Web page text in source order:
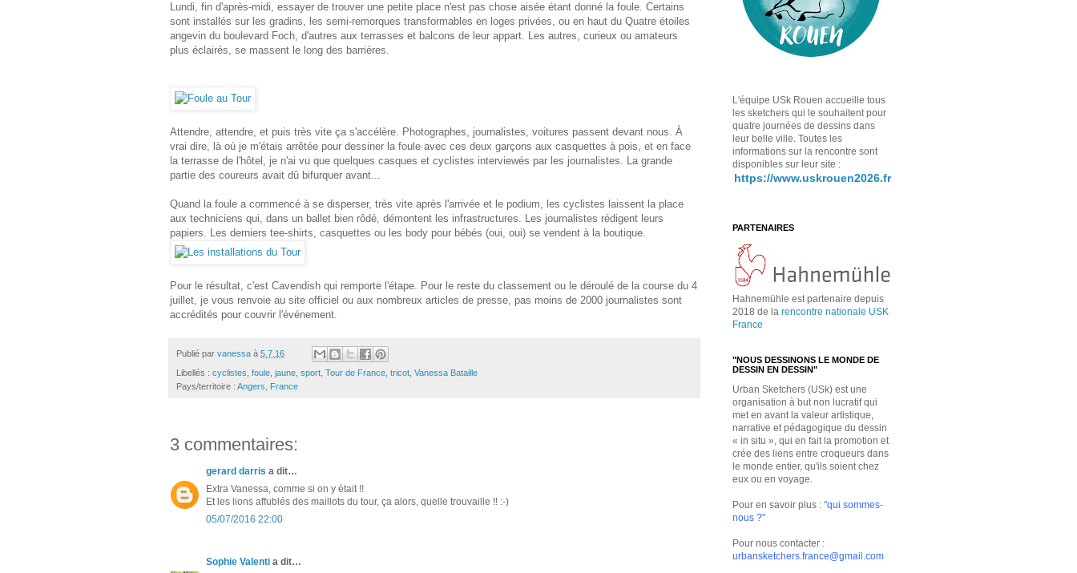
Lundi, fin d'après-midi, essayer de trouver une petite place n'est pas chose aisée étant donné la foule. Certains
sont installés sur les gradins, les semi-remorques transformables en loges privées, ou en haut du Quatre étoiles
angevin du boulevard Foch, d'autres aux terrasses et balcons de leur appart. Les autres, curieux ou amateurs
plus éclairés, se massent le long des barrières.
Attendre, attendre, et puis très vite ça s'accélère. Photographes, journalistes, voitures passent devant nous. À
vrai dire, là où je m'étais arrêtée pour dessiner la foule avec ces deux garçons aux casquettes à pois, et en face
la terrasse de l'hôtel, je n'ai vu que quelques casques et cyclistes interviewés par les journalistes. La grande
partie des coureurs avait dû bifurquer avant...
Quand la foule a commencé à se disperser, très vite après l'arrivée et le podium, les cyclistes laissent la place
aux techniciens qui, dans un ballet bien rôdé, démontent les infrastructures. Les journalistes rédigent leurs
papiers. Les derniers tee-shirts, casquettes ou les body pour bébés (oui, oui) se vendent à la boutique.
Pour le résultat, c'est Cavendish qui remporte l'étape. Pour le reste du classement ou le déroulé de la course du 4
juillet, je vous renvoie au site officiel ou aux nombreux articles de presse, pas moins de 2000 journalistes sont
accrédités pour couvrir l'événement.
Publié par vanessa à 5.7.16
Libellés : cyclistes, foule, jaune, sport, Tour de France, tricot, Vanessa Bataille
Pays/territoire : Angers, France
3 commentaires:
gerard darris a dit…
Extra Vanessa, comme si on y était !!
Et les lions affublés des maillots du tour, ça alors, quelle trouvaille !! :-)
05/07/2016 22:00
Sophie Valenti a dit…
L'équipe USk Rouen accueille tous
les sketchers qui le souhaitent pour
quatre journées de dessins dans
leur belle ville. Toutes les
informations sur la rencontre sont
disponibles sur leur site :
https://www.uskrouen2026.fr
PARTENAIRES
Hahnemühle est partenaire depuis
2018 de la rencontre nationale USK
France
"NOUS DESSINONS LE MONDE DE
DESSIN EN DESSIN"
Urban Sketchers (USk) est une
organisation à but non lucratif qui
met en avant la valeur artistique,
narrative et pédagogique du dessin
« in situ », qui en fait la promotion et
crée des liens entre croqueurs dans
le monde entier, qu'ils soient chez
eux ou en voyage.
Pour en savoir plus : "qui sommes-
nous ?"
Pour nous contacter :
urbansketchers.france@gmail.com